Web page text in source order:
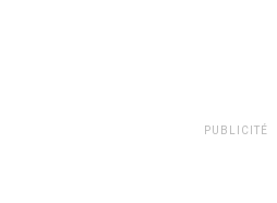
PUBLICITÉ